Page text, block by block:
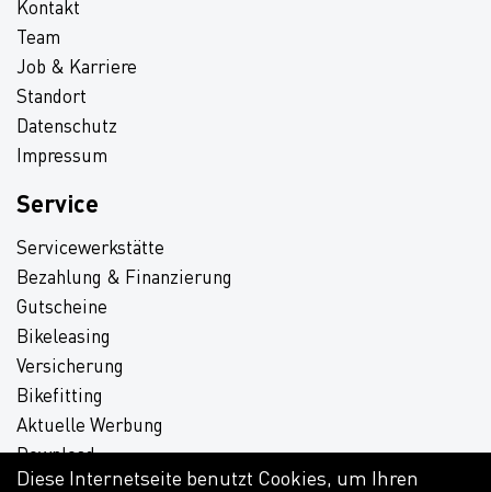
Kontakt
Team
Job & Karriere
Standort
Datenschutz
Impressum
Service
Servicewerkstätte
Bezahlung & Finanzierung
Gutscheine
Bikeleasing
Versicherung
Bikefitting
Aktuelle Werbung
Download
Diese Internetseite benutzt Cookies, um Ihren